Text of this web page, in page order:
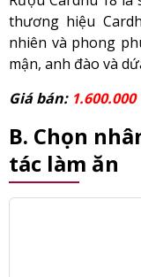
thương hiệu
nhiên và phong
mận, anh đào và
Giá bán:
B. Chọn
tác làm ăn